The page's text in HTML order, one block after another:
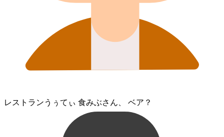
レストラン⁠うぅてぃ 食みぶさん、 ベア？